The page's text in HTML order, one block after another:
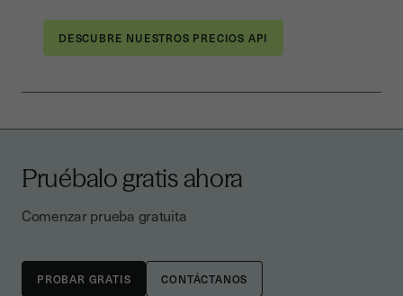
DESCUBRE NUESTROS PRECIOS API
Pruébalo gratis ahora
Comenzar prueba gratuita
CONTÁCTANOS